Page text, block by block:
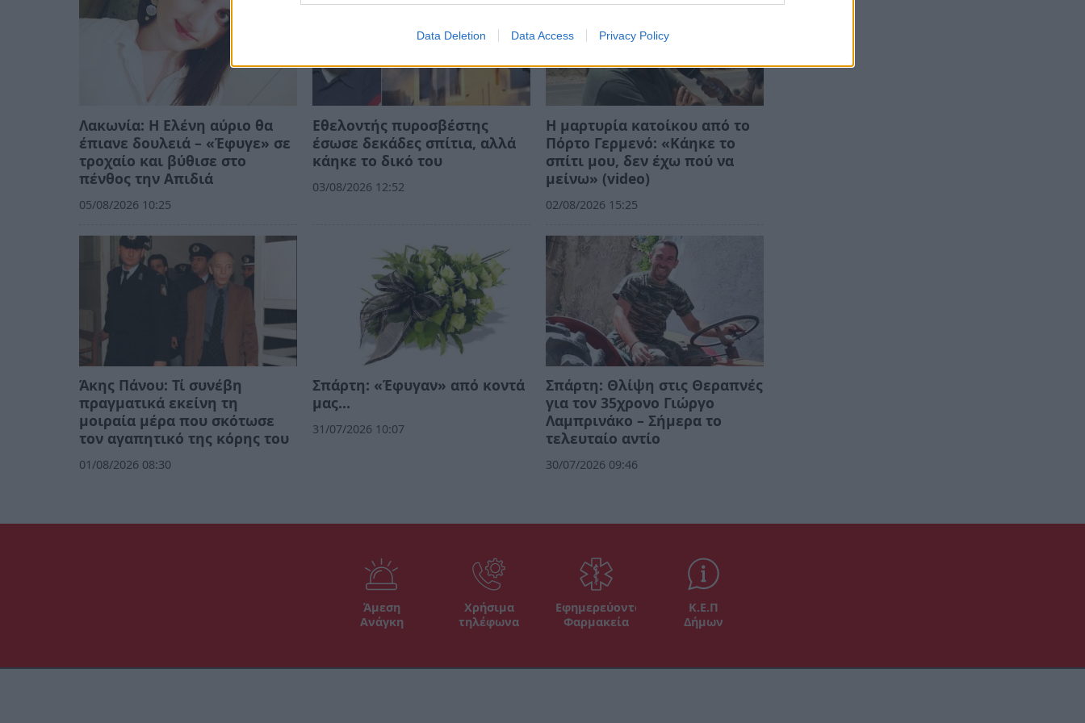
Data Deletion Data Access Privacy Policy
Λακωνία: Η Ελένη αύριο θα
έπιανε δουλειά – «Έφυγε» σε
τροχαίο και βύθισε στο
πένθος την Απιδιά
05/08/2026 10:25
Εθελοντής πυροσβέστης
έσωσε δεκάδες σπίτια, αλλά
κάηκε το δικό του
03/08/2026 12:52
Η μαρτυρία κατοίκου από το
Πόρτο Γερμενό: «Κάηκε το
σπίτι μου, δεν έχω πού να
μείνω» (video)
02/08/2026 15:25
Άκης Πάνου: Τί συνέβη
πραγματικά εκείνη τη
μοιραία μέρα που σκότωσε
τον αγαπητικό της κόρης του
01/08/2026 08:30
Σπάρτη: «Έφυγαν» από κοντά
μας…
31/07/2026 10:07
Σπάρτη: Θλίψη στις Θεραπνές
για τον 35χρονο Γιώργο
Λαμπρινάκο – Σήμερα το
τελευταίο αντίο
30/07/2026 09:46
Άμεση
Ανάγκη
Χρήσιμα
τηλέφωνα
Εφημερεύοντα
Φαρμακεία
Κ.Ε.Π
Δήμων